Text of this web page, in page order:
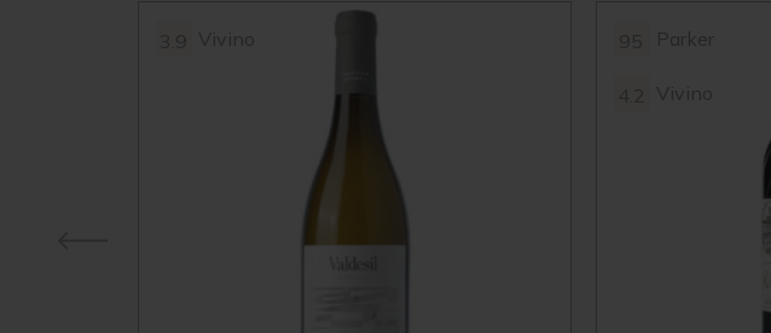
Vivino Parker
Vivino